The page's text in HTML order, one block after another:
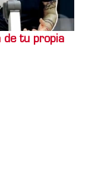
de tu propia